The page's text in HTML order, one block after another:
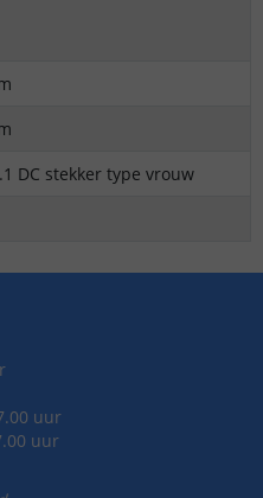
DC stekker type vrouw
uur
uur